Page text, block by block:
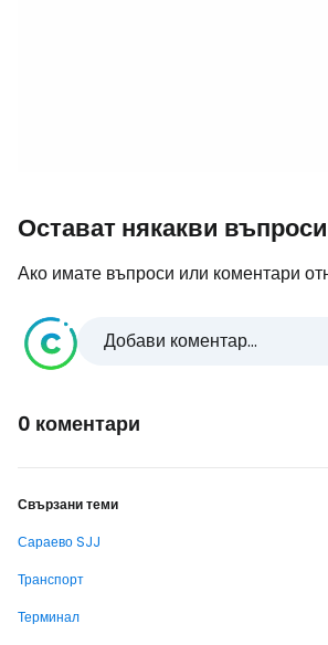
Остават някакви
Ако имате въпроси или коментари
Добави коментар...
0 коментари
Свързани теми
Сараево SJJ
Транспорт
Терминал